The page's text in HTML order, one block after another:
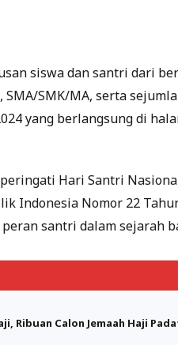
siswa dan santri dari
SMA/SMK/MA, serta
yang berlangsung di
Hari Santri
Indonesia Nomor 22
santri dalam sejarah
Ribuan Calon Jemaah Haji